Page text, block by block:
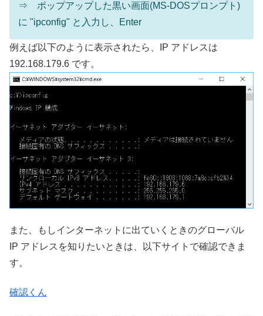
⇒ ポップアップした黒い画面(MS-DOSプロンプト)
に "ipconfig" と入力し、Enter
例えば以下のように表示されたら、IP アドレスは
192.168.179.6 です。
また、もしインターネットに出ていくときのグローバル
IP アドレスを知りたいときは、以下サイトで確認できま
す。
確認くん